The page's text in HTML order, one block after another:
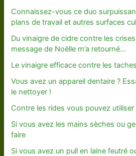
Connaissez-vous ce duo
plans de travail et autres surfaces
Du vinaigre de cidre contre les
message de Noëlle m’a retourné…
Le vinaigre efficace contre les
Vous avez un appareil dentaire ?
le nettoyer !
Contre les rides vous pouvez
Si vous avez les mains sèches ou
faire
Si vous avez un pull en laine feutré